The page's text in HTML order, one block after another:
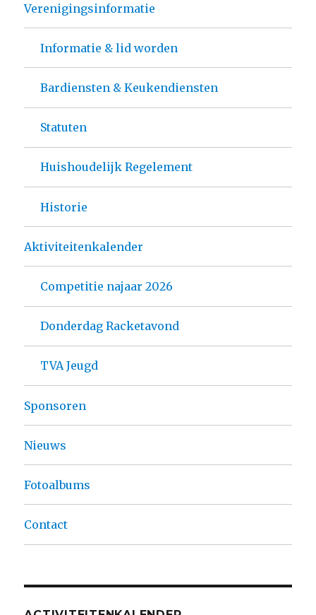
Verenigingsinformatie
Informatie & lid worden
Bardiensten & Keukendiensten
Statuten
Huishoudelijk Regelement
Historie
Aktiviteitenkalender
Competitie najaar 2026
Donderdag Racketavond
TVA Jeugd
Sponsoren
Nieuws
Fotoalbums
Contact